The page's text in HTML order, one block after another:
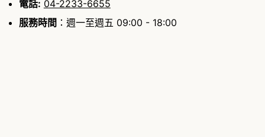
電話: 04-2233-6655
服務時間：週一至週五 09:00 - 18:00